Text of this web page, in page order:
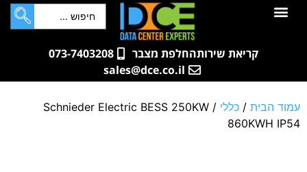
לתוכן
קריאת שירותהחלפת מצבר
073-7403208
sales@dce.co.il
עמוד הבית / כללי
/ Schnieder Electric BESS 250KW
860KWH IP54